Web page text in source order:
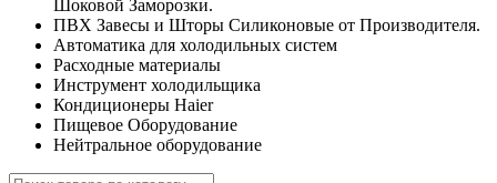
Шоковой Заморозки.
ПВХ Завесы и Шторы Силиконовые от Производителя.
Автоматика для холодильных систем
Расходные материалы
Инструмент холодильщика
Кондиционеры Haier
Пищевое Оборудование
Нейтральное оборудование